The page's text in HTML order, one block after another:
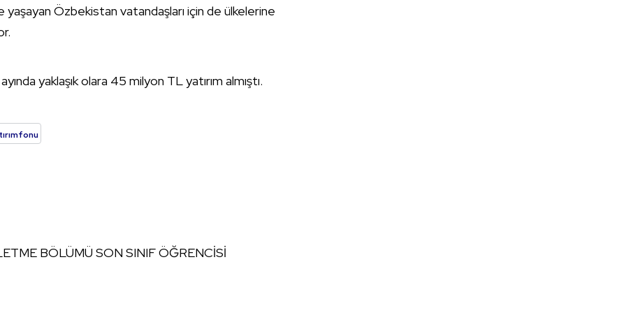
Özbekistan vatandaşları için de ülkelerine
yaklaşık olara 45 milyon TL yatırım almıştı.
BÖLÜMÜ SON SINIF ÖĞRENCİSİ